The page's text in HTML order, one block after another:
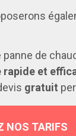
panne de
rapide et
gratuit
NOS TARIFS